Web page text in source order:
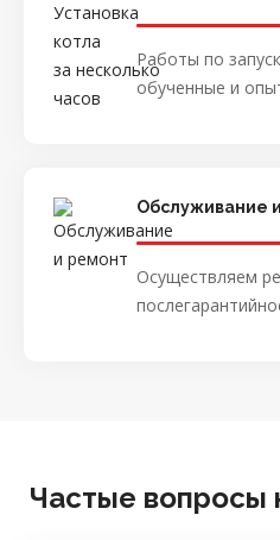
Работы по
обученные и
Обслуживание
Осуществляем
Частые вопросы